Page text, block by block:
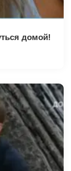
домой!